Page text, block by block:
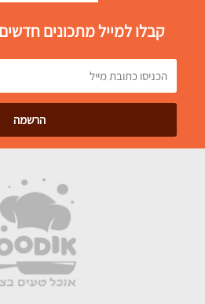
קבלו למייל מתכונים